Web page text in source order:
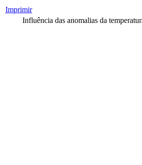
Imprimir
Influência das anomalias da